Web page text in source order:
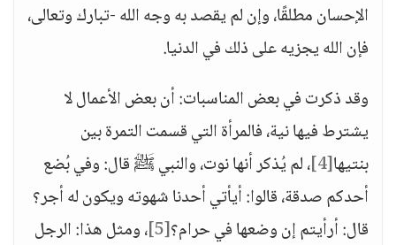
الإحسان مطلقًا، وإن لم يقصد به وجه الله -تبارك وتعالى،
فإن الله يجزيه على ذلك في الدنيا.
وقد ذكرت في بعض المناسبات: أن بعض الأعمال لا
يشترط فيها نية، فالمرأة التي قسمت التمرة بين
بنتيها[4] ، لم يُذكر أنها نوت، والنبي ﷺ قال: وفي بُضع
أحدكم صدقة، قالوا: أيأتي أحدنا شهوته ويكون له أجر؟
قال: أرأيتم إن وضعها في حرام؟[5] ، ومثل هذا: الرجل